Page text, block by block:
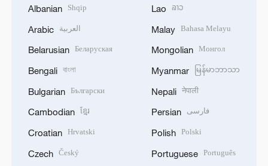
Albanian Shqip
Arabic العربية
Belarusian Беларуская
Bengali বাংলা
Bulgarian Български
Cambodian ខ្មែរ
Croatian Hrvatski
Czech Český
Lao ລາວ
Malay Bahasa Melayu
Mongolian Монгол
Myanmar မြန်မာဘာသာ
Nepali नेपाली
Persian فارسی
Polish Polski
Portuguese Português